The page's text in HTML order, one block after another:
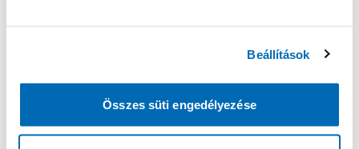
Beállítások
Összes süti engedélyezése